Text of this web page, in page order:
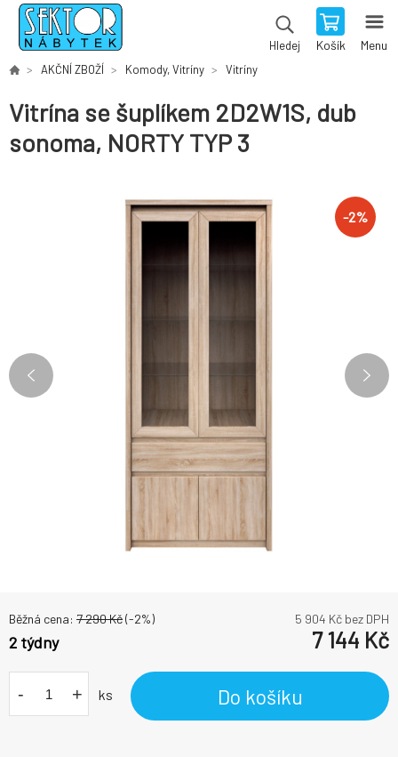
Hledej Košík Menu
AKČNÍ ZBOŽÍ Komody, Vitríny Vitríny
Vitrína se šuplíkem 2D2W1S, dub
sonoma, NORTY TYP 3
-2%
Běžná cena: 7 290Kč(-2%) 5 904 Kč bez DPH
2 týdny 7 144 Kč
- + ks Do košíku